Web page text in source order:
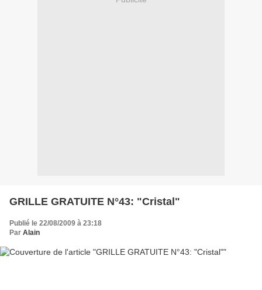
GRILLE GRATUITE N°43: "Cristal"
Publié le 22/08/2009 à 23:18
Par Alain